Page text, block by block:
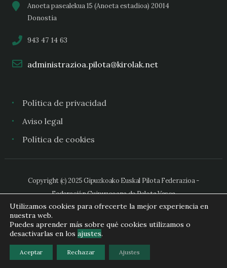
Anoeta pasealekua 15 (Anoeta estadioa) 20014
Donostia
943 47 14 63
administrazioa.pilota@kirolak.net
Política de privacidad
Aviso legal
Política de cookies
Copyright (c) 2025 Gipuzkoako Euskal Pilota Federazioa -
Federación Guipuzcoana de Pelota Vasca
Utilizamos cookies para ofrecerte la mejor experiencia en
nuestra web.
Puedes aprender más sobre qué cookies utilizamos o
desactivarlas en los ajustes.
Aceptar Rechazar Ajustes